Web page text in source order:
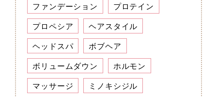
ファンデーション
プロテイン
プロペシア
ヘアスタイル
ヘッドスパ
ボブヘア
ボリュームダウン
ホルモン
マッサージ
ミノキシジル